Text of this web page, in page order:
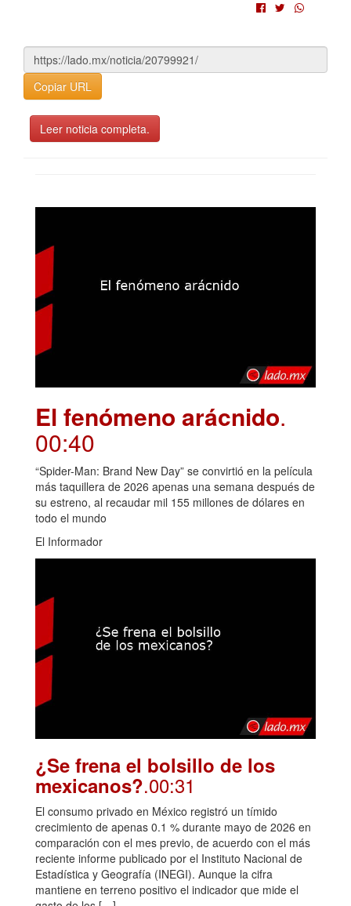
Copiar URL
Leer noticia completa.
El fenómeno arácnido.
00:40
“Spider-Man: Brand New Day” se convirtió en la película
más taquillera de 2026 apenas una semana después de
su estreno, al recaudar mil 155 millones de dólares en
todo el mundo
El Informador
¿Se frena el bolsillo de los
mexicanos?.00:31
El consumo privado en México registró un tímido
crecimiento de apenas 0.1 % durante mayo de 2026 en
comparación con el mes previo, de acuerdo con el más
reciente informe publicado por el Instituto Nacional de
Estadística y Geografía (INEGI). Aunque la cifra
mantiene en terreno positivo el indicador que mide el